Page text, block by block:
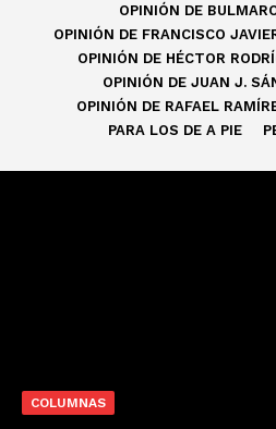
OPINIÓN DE
OPINIÓN DE FRANCISCO
OPINIÓN DE HÉCTOR
OPINIÓN DE JUAN J.
OPINIÓN DE RAFAEL
PARA LOS DE A PIE
COLUMNAS